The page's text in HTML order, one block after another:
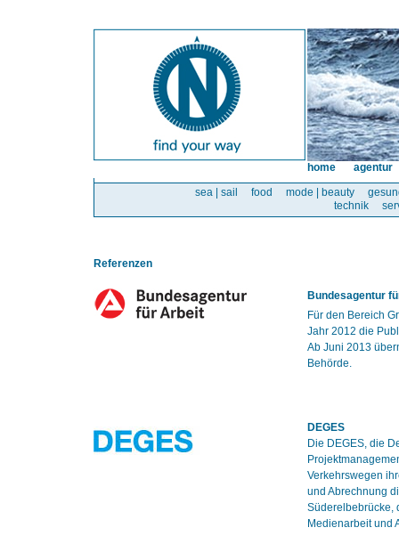
sea | sail food mode | beauty
technik
home agentur
Referenzen
Bundesagentur
Für den Bereich
Jahr 2012 die
Ab Juni 2013
Behörde.
DEGES
Die DEGES, die
Verkehrswegen
und Abrechnung
Süderelbebrücke,
Medienarbeit und